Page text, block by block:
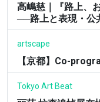
高嶋慈｜『路上、
──路上と表現・公
artscape
【京都】Co-
Tokyo Art Beat